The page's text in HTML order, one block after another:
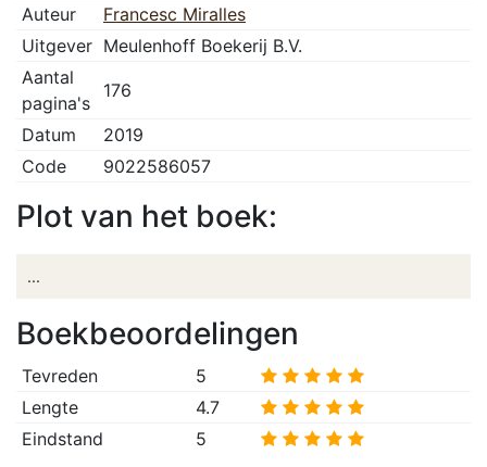
Auteur
Francesc Miralles
Uitgever Meulenhoff Boekerij B.V.
Aantal
pagina's
176
Datum
2019
Code
9022586057
Plot van het boek:
...
Boekbeoordelingen
Tevreden
5
Lengte
4.7
Eindstand
5